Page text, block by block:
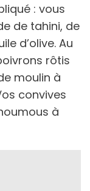
: vous
de tahini, de
d’olive. Au
rôtis
moulin à
convives
à